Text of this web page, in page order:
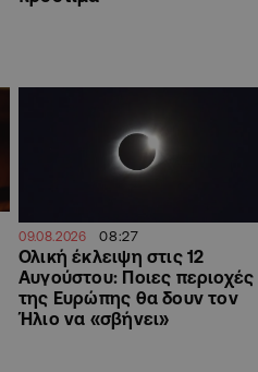
09.08.2026 08:27
Ολική έκλειψη στις 12
Αυγούστου: Ποιες περιοχές
της Ευρώπης θα δουν τον
Ήλιο να «σβήνει»